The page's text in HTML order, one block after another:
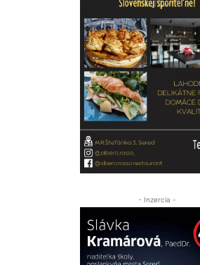
- Inzercia -